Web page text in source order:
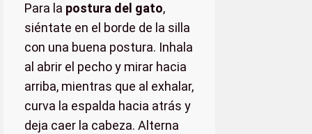
Para la postura del gato,
siéntate en el borde de la silla
con una buena postura. Inhala
al abrir el pecho y mirar hacia
arriba, mientras que al exhalar,
curva la espalda hacia atrás y
deja caer la cabeza. Alterna